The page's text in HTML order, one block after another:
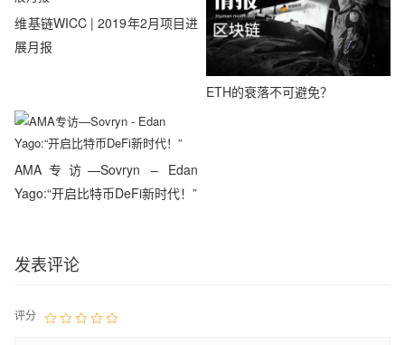
维基链WICC | 2019年2月项目进
展月报
ETH的衰落不可避免？
AMA专访—Sovryn – Edan
Yago:“开启比特币DeFi新时代！”
发表评论
评分